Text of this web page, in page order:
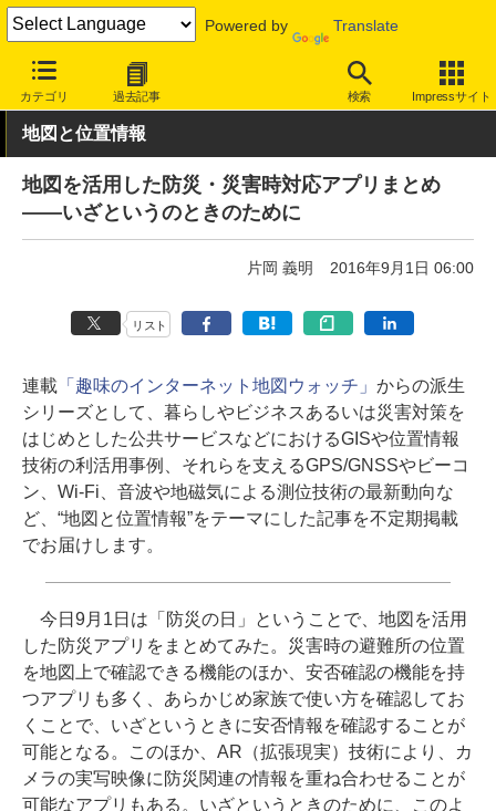
Powered by Translate
カテゴリ 過去記事 検索 Impressサイト
INTERNET Watch トピック
地図と位置情報
地図を活用した防災・災害時対応アプリまとめ
――いざというのときのために
片岡 義明 2016年9月1日 06:00
リスト
連載 「趣味のインターネット地図ウォッチ」 からの派生
シリーズとして、暮らしやビジネスあるいは災害対策を
はじめとした公共サービスなどにおけるGISや位置情報
技術の利活用事例、それらを支えるGPS/GNSSやビーコ
ン、Wi-Fi、音波や地磁気による測位技術の最新動向な
ど、“地図と位置情報”をテーマにした記事を不定期掲載
でお届けします。
今日9月1日は「防災の日」ということで、地図を活用
した防災アプリをまとめてみた。災害時の避難所の位置
を地図上で確認できる機能のほか、安否確認の機能を持
つアプリも多く、あらかじめ家族で使い方を確認してお
くことで、いざというときに安否情報を確認することが
可能となる。このほか、AR（拡張現実）技術により、カ
メラの実写映像に防災関連の情報を重ね合わせることが
可能なアプリもある。いざというときのために、このよ